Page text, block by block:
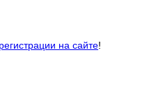
регистрации на сайте!